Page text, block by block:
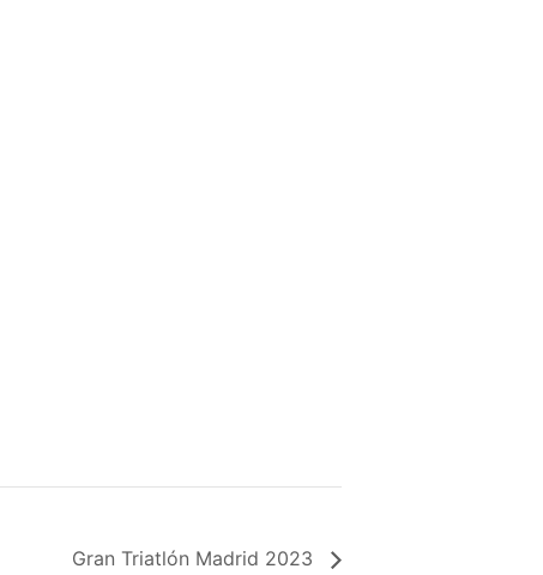
Gran Triatlón Madrid 2023